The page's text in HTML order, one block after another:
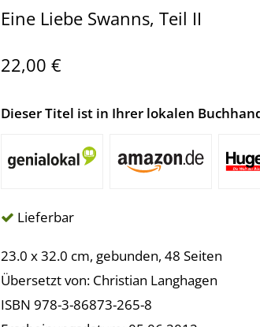
Eine Liebe Swanns, Teil II
22,00 €
Dieser Titel ist in Ihrer lokalen
Lieferbar
23.0 x 32.0 cm, gebunden, 48 Seiten
Übersetzt von: Christian Langhagen
ISBN 978-3-86873-265-8